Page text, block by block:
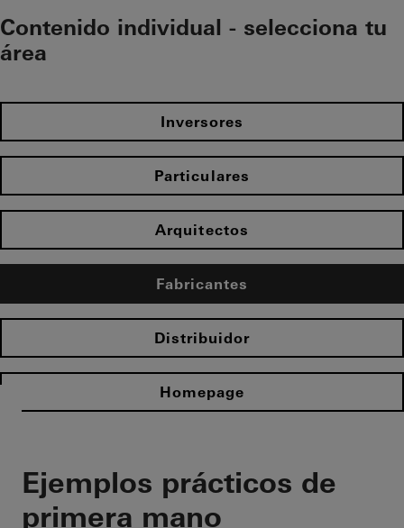
Contenido individual - selecciona tu
área
Inversores
Particulares
Arquitectos
Fabricantes
Distribuidor
Homepage
Ejemplos prácticos de
primera mano